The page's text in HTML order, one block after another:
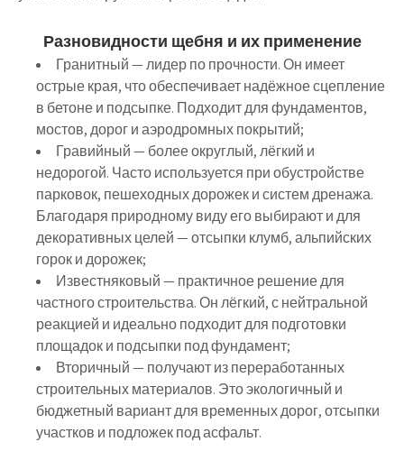
Разновидности щебня и их применение
Гранитный— лидер по прочности. Он имеет
острые края, что обеспечивает надёжное сцепление
в бетоне и подсыпке. Подходит для фундаментов,
мостов, дорог и аэродромных покрытий;
Гравийный— более округлый, лёгкий и
недорогой. Часто используется при обустройстве
парковок, пешеходных дорожек и систем дренажа.
Благодаря природному виду его выбирают и для
декоративных целей — отсыпки клумб, альпийских
горок и дорожек;
Известняковый— практичное решение для
частного строительства. Он лёгкий, с нейтральной
реакцией и идеально подходит для подготовки
площадок и подсыпки под фундамент;
Вторичный— получают из переработанных
строительных материалов. Это экологичный и
бюджетный вариант для временных дорог, отсыпки
участков и подложек под асфальт.